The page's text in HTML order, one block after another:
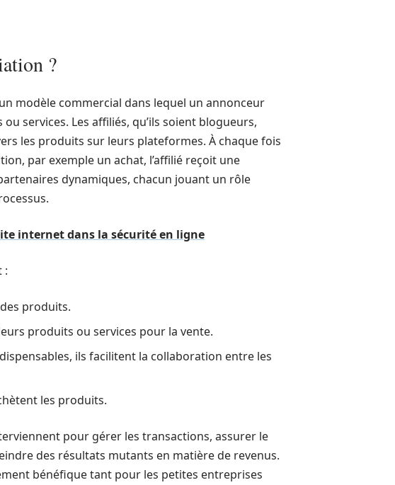
?
modèle commercial dans lequel un annonceur
services. Les affiliés, qu’ils soient blogueurs,
les produits sur leurs plateformes. À chaque fois
par exemple un achat, l’affilié reçoit une
dynamiques, chacun jouant un rôle
internet dans la sécurité en ligne
:
produits.
produits ou services pour la vente.
ils facilitent la collaboration entre les
les produits.
pour gérer les transactions, assurer le
des résultats mutants en matière de revenus.
bénéfique tant pour les petites entreprises